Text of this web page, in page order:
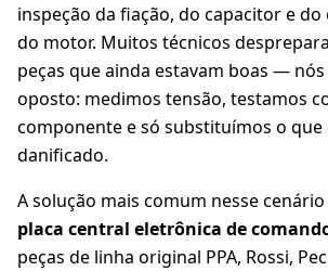
inspeção da fiação, do capacitor e
do motor. Muitos técnicos
peças que ainda estavam boas —
oposto: medimos tensão, testamos
componente e só substituímos o
danificado.
A solução mais comum nesse
placa central eletrônica de
peças de linha original PPA, Rossi,